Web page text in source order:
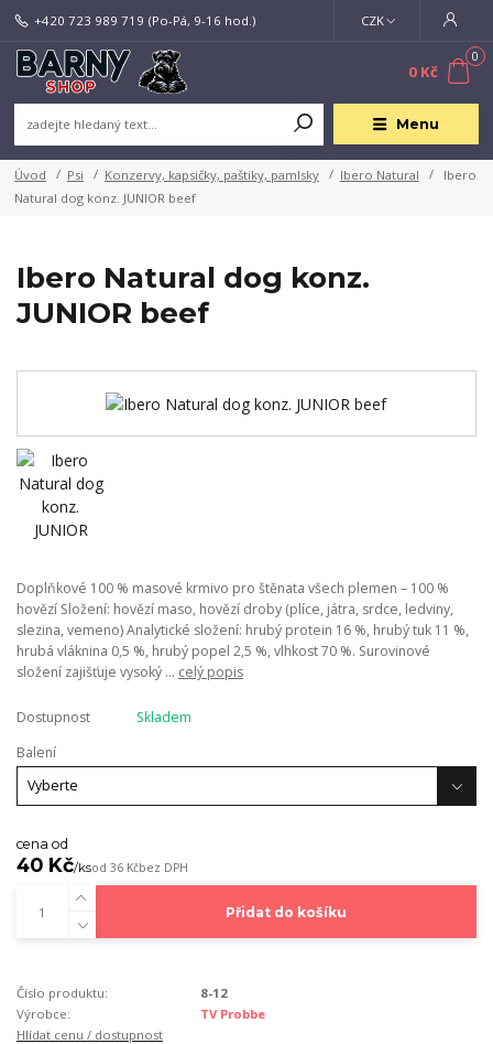
Menu
CZK
+420 723 989 719 (Po-Pá, 9-16 hod.)
0
0 Kč
Úvod Psi Konzervy, kapsičky, paštiky, pamlsky Ibero Natural
Ibero
Natural dog konz. JUNIOR beef
Ibero Natural dog konz.
JUNIOR beef
Doplňkové 100 % masové krmivo pro štěnata všech plemen – 100 %
hovězí Složení: hovězí maso, hovězí droby (plíce, játra, srdce, ledviny,
slezina, vemeno) Analytické složení: hrubý protein 16 %, hrubý tuk 11 %,
hrubá vláknina 0,5 %, hrubý popel 2,5 %, vlhkost 70 %. Surovinové
složení zajišťuje vysoký ... celý popis
Dostupnost
Skladem
Balení
cena od
40 Kč/ksod 36 Kčbez DPH
Přidat do košíku
Číslo produktu:
8-12
Výrobce:
TV Probbe
Hlídat cenu / dostupnost